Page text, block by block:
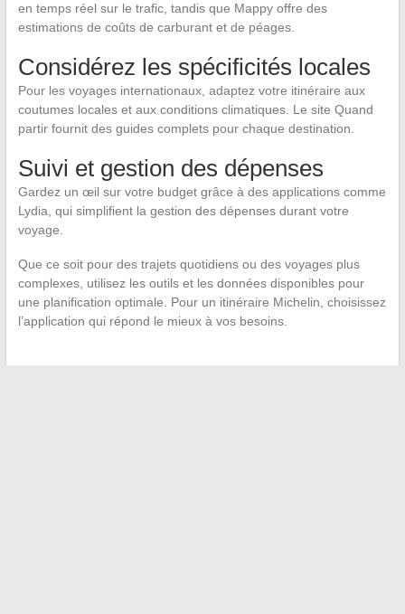
en temps réel sur le trafic, tandis que Mappy offre des
estimations de coûts de carburant et de péages.
Considérez les spécificités locales
Pour les voyages internationaux, adaptez votre itinéraire aux
coutumes locales et aux conditions climatiques. Le site Quand
partir fournit des guides complets pour chaque destination.
Suivi et gestion des dépenses
Gardez un œil sur votre budget grâce à des applications comme
Lydia, qui simplifient la gestion des dépenses durant votre
voyage.
Que ce soit pour des trajets quotidiens ou des voyages plus
complexes, utilisez les outils et les données disponibles pour
une planification optimale. Pour un itinéraire Michelin, choisissez
l’application qui répond le mieux à vos besoins.